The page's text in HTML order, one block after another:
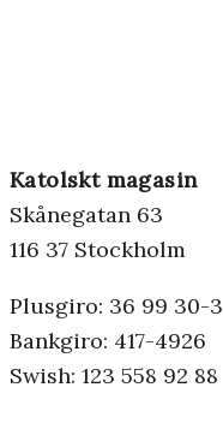
Katolskt magasin
Skånegatan 63
116 37 Stockholm
Plusgiro: 36 99 30-3
Bankgiro: 417-4926
Swish: 123 558 92 88